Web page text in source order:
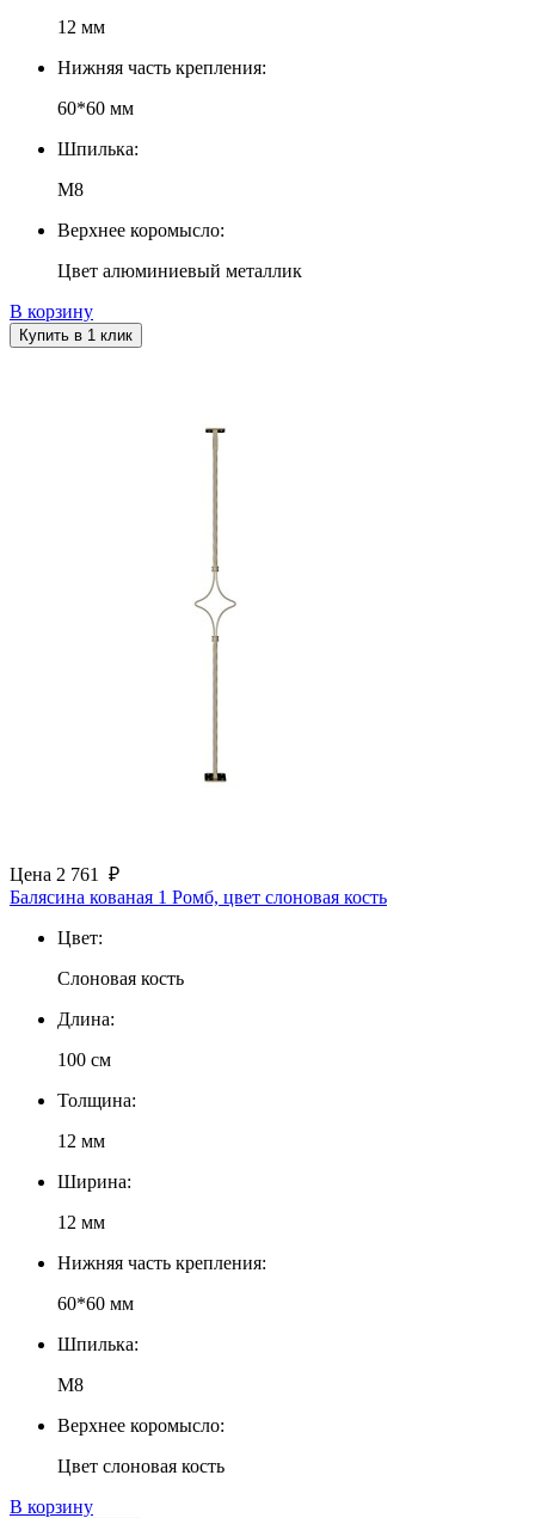
12 мм
Нижняя часть крепления:
60*60 мм
Шпилька:
М8
Верхнее коромысло:
Цвет алюминиевый металлик
В корзину
Купить в 1 клик
Цена 2 761
₽
Балясина кованая 1 Ромб, цвет слоновая кость
Цвет:
Слоновая кость
Длина:
100 см
Толщина:
12 мм
Ширина:
12 мм
Нижняя часть крепления:
60*60 мм
Шпилька:
М8
Верхнее коромысло:
Цвет слоновая кость
В корзину